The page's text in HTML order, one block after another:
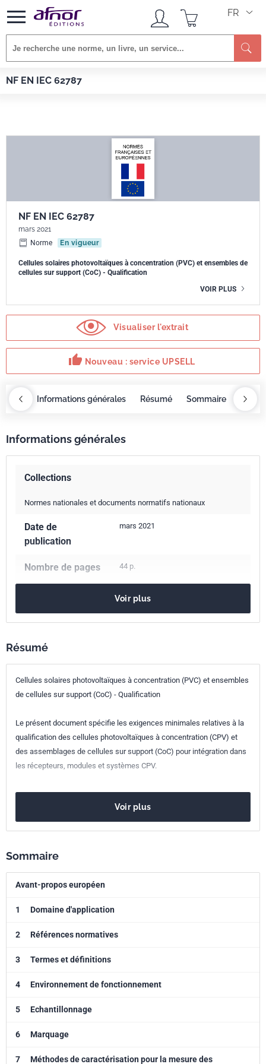
FR
NF EN IEC 62787
Afnor EDITIONS Normes
NF EN IEC 62787
mars 2021
Norme
En vigueur
Cellules solaires photovoltaïques à concentration (PVC) et ensembles de
cellules sur support (CoC) - Qualification
VOIR PLUS
Visualiser l'extrait
thumb_up Nouveau : service UPSELL
Informations générales Résumé Sommaire
Informations générales
Collections
Normes nationales et documents normatifs nationaux
Date de
publication
mars 2021
Nombre de pages 44 p.
Codes ICS
Indice de
Numéro de tirage 1
internationale
Parenté
européenne
EN IEC 62787:2021
Voir plus
Résumé
Cellules solaires photovoltaïques à concentration (PVC) et ensembles
de cellules sur support (CoC) - Qualification
Le présent document spécifie les exigences minimales relatives à la
qualification des cellules photovoltaïques à concentration (CPV) et
des assemblages de cellules sur support (CoC) pour intégration dans
les récepteurs, modules et systèmes CPV.
Voir plus
Sommaire
Avant-propos européen
1 Domaine d'application
2 Références normatives
3 Termes et définitions
4 Environnement de fonctionnement
5 Echantillonnage
6 Marquage
7 Méthodes de caractérisation pour la mesure des